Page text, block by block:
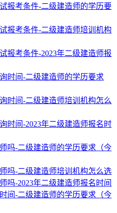
报考条件-二级建造师的学历要
报考条件-二级建造师培训机构
报考条件-2023年二级建造师报
时间-二级建造师的学历要求
时间-二级建造师培训机构怎么
时间-2023年二级建造师报名时
吗-二级建造师的学历要求（今
吗-二级建造师培训机构怎么选
吗-2023年二级建造师报名时间
间-二级建造师的学历要求（今